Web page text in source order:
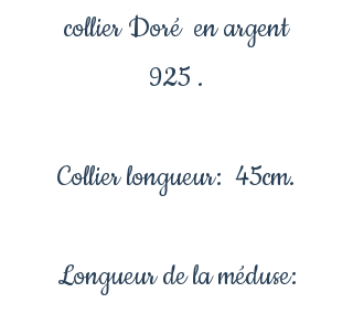
collier Doré en argent
925 .
Collier longueur: 45cm.
Longueur de la méduse: